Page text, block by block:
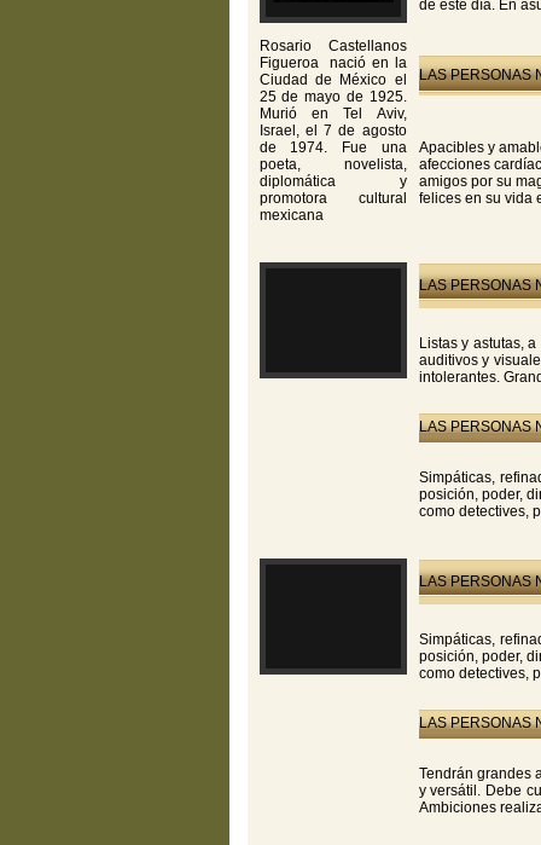
Rosario Castellanos
Figueroa nació en la
Ciudad de México el
25 de mayo de 1925.
Murió en Tel Aviv,
Israel, el 7 de agosto
de 1974. Fue una
poeta, novelista,
diplomática y
promotora cultural
mexicana
de este día. En
LAS PERSONAS
Apacibles y
afecciones
amigos por su
felices en su vida
LAS PERSONAS
Listas y astutas,
auditivos y
intolerantes.
LAS PERSONAS
Simpáticas,
posición, poder,
como detectives,
LAS PERSONAS
Simpáticas,
posición, poder,
como detectives,
LAS PERSONAS
Tendrán grandes
y versátil. Debe
Ambiciones